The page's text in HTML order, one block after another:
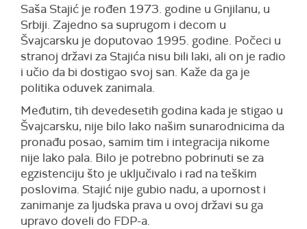
Saša Stajić je rođen 1973. godine u Gnjilanu, u
Srbiji. Zajedno sa suprugom i decom u
Švajcarsku je doputovao 1995. godine. Počeci u
stranoj državi za Stajića nisu bili laki, ali on je radio
i učio da bi dostigao svoj san. Kaže da ga je
politika oduvek zanimala.
Međutim, tih devedesetih godina kada je stigao u
Švajcarsku, nije bilo lako našim sunarodnicima da
pronađu posao, samim tim i integracija nikome
nije lako pala. Bilo je potrebno pobrinuti se za
egzistenciju što je uključivalo i rad na teškim
poslovima. Stajić nije gubio nadu, a upornost i
zanimanje za ljudska prava u ovoj državi su ga
upravo doveli do FDP-a.